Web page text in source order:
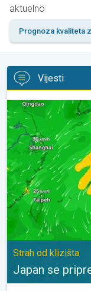
aktuelno
Prognoza kvaliteta
Vijesti
Japan se priprema
Strah od klizišta
Japan se